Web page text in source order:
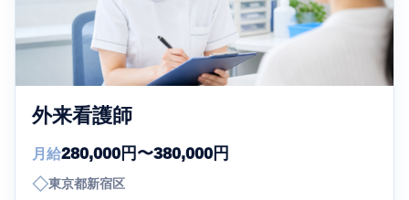
外来看護師
月給280,000円〜380,000円
◇東京都新宿区